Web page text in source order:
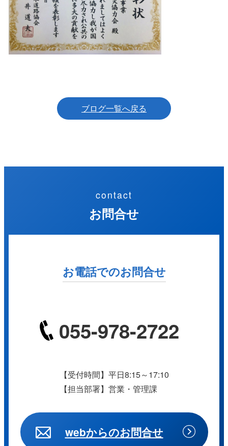
ブログ一覧へ戻る
contact
お問合せ
お電話でのお問合せ
055-978-2722
【受付時間】平日8:15～17:10
【担当部署】営業・管理課
webからのお問合せ